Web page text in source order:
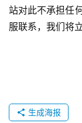
站对此不承担任
服联系，我们将
生成海报